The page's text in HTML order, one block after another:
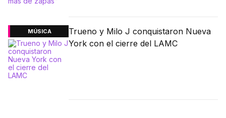
MÚSICA
Trueno y Milo J conquistaron Nueva
York con el cierre del LAMC